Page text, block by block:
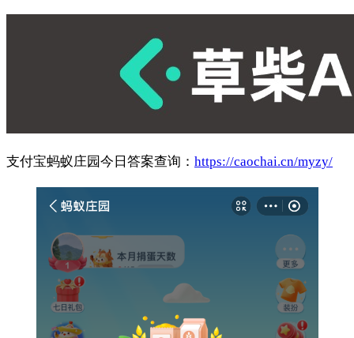
支付宝蚂蚁庄园今日答案查询： https://caochai.cn/myzy/